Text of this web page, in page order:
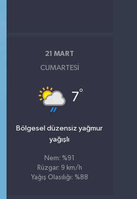
21 MART
CUMARTESI
7°
Bölgesel düzensiz yağmur
yağışlı
Nem: %91
Rüzgar: 9 km/h
Yağış Olasılığı: %88